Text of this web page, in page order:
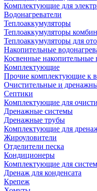
Комплектующие для
Водонагреватели
Теплоаккумуляторы
Теплоаккумуляторы
Теплоаккумуляторы для
Накопительные
Косвенные накопительные
Комплектующие
Прочие комплектующие к
Очистительные и
Септики
Комплектующие для
Дренажные системы
Дренажные трубы
Комплектующие для
Жироуловители
Отделители песка
Кондиционеры
Комплектующие для
Дренаж для конденсата
Крепеж